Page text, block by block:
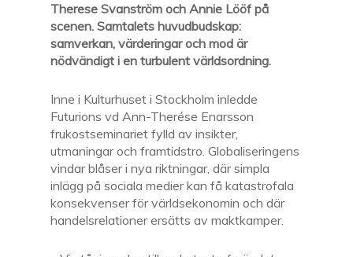
Therese Svanström och Annie Lööf på
scenen. Samtalets huvudbudskap:
samverkan, värderingar och mod är
nödvändigt i en turbulent världsordning.
Inne i Kulturhuset i Stockholm inledde
Futurions vd Ann-Therése Enarsson
frukostseminariet fylld av insikter,
utmaningar och framtidstro. Globaliseringens
vindar blåser i nya riktningar, där simpla
inlägg på sociala medier kan få katastrofala
konsekvenser för världsekonomin och där
handelsrelationer ersätts av maktkamper.